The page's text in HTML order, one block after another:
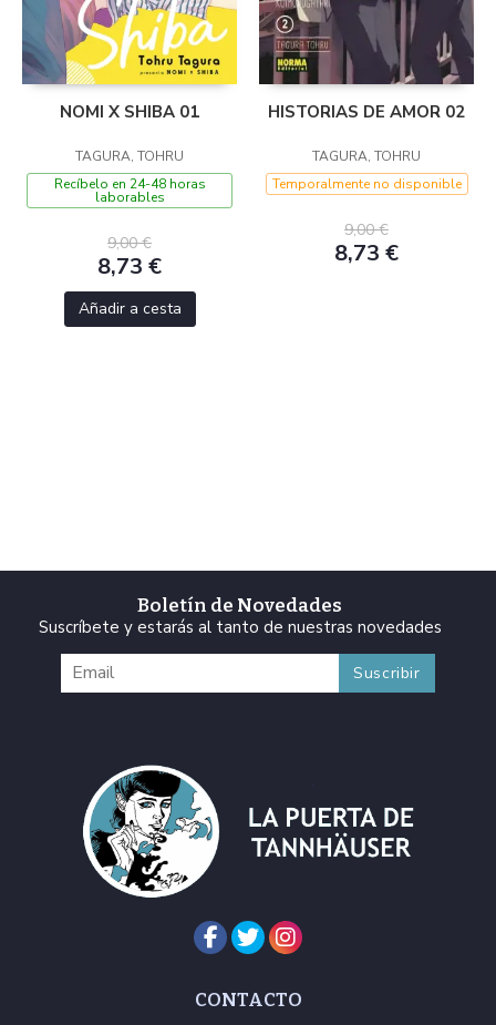
NOMI X SHIBA 01
TAGURA, TOHRU
Recíbelo en 24-48 horas
laborables
9,00 €
8,73 €
Añadir a cesta
HISTORIAS DE AMOR 02
TAGURA, TOHRU
Temporalmente no disponible
9,00 €
8,73 €
Boletín de Novedades
Suscríbete y estarás al tanto de nuestras novedades
CONTACTO